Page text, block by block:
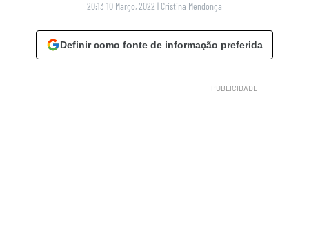
20:13 10 Março, 2022 | Cristina Mendonça
Definir como fonte de informação preferida